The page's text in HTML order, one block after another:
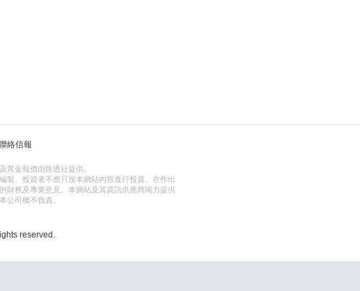
絡信報
黃金報價由路透社提供。
製。投資者不應只按本網站內容進行投資。在作出
財務及專業意見。本網站及其資訊供應商竭力提供
公司概不負責。
reserved.